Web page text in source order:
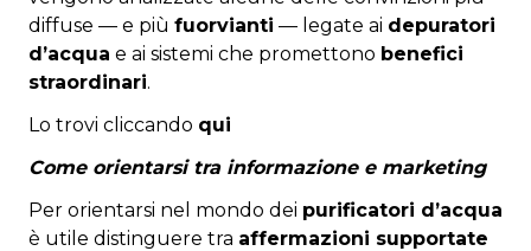
diffuse — e più fuorvianti — legate ai depuratori
d’acqua e ai sistemi che promettono benefici
straordinari.
Lo trovi cliccando qui
Come orientarsi tra informazione e marketing
Per orientarsi nel mondo dei purificatori d’acqua
è utile distinguere tra affermazioni supportate